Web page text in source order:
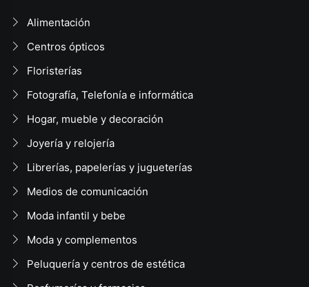
Alimentación
Centros ópticos
Floristerías
Fotografía, Telefonía e informática
Hogar, mueble y decoración
Joyería y relojería
Librerías, papelerías y jugueterías
Medios de comunicación
Moda infantil y bebe
Moda y complementos
Peluquería y centros de estética